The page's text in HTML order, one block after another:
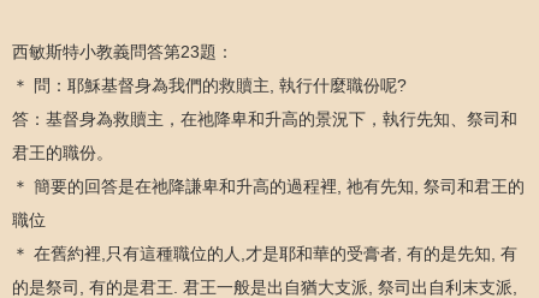
西敏斯特小教義問答第23題：
＊ 問：耶穌基督身為我們的救贖主, 執行什麼職份呢?
答：基督身為救贖主，在祂降卑和升高的景況下，執行先知、祭司和
君王的職份。
＊ 簡要的回答是在祂降謙卑和升高的過程裡, 祂有先知, 祭司和君王的
職位
＊ 在舊約裡,只有這種職位的人,才是耶和華的受膏者, 有的是先知, 有
的是祭司, 有的是君王. 君王一般是出自猶大支派, 祭司出自利末支派,